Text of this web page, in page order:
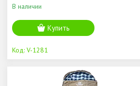
В наличии
Купить
V-1281